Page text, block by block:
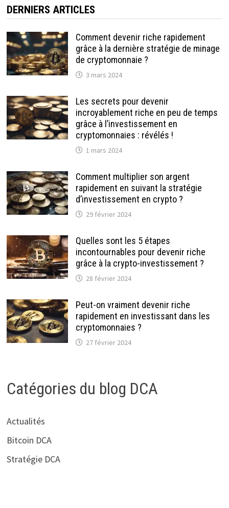
DERNIERS ARTICLES
Comment devenir riche rapidement
grâce à la dernière stratégie de minage
de cryptomonnaie ?
3 mars 2024
Les secrets pour devenir
incroyablement riche en peu de temps
grâce à l’investissement en
cryptomonnaies : révélés !
1 mars 2024
Comment multiplier son argent
rapidement en suivant la stratégie
d’investissement en crypto ?
29 février 2024
Quelles sont les 5 étapes
incontournables pour devenir riche
grâce à la crypto-investissement ?
28 février 2024
Peut-on vraiment devenir riche
rapidement en investissant dans les
cryptomonnaies ?
27 février 2024
Catégories du blog DCA
Actualités
Bitcoin DCA
Stratégie DCA